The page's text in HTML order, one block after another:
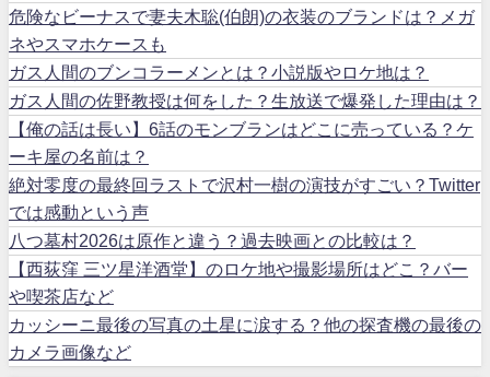
危険なビーナスで妻夫木聡(伯朗)の衣装のブランドは？メガ
ネやスマホケースも
ガス人間のブンコラーメンとは？小説版やロケ地は？
ガス人間の佐野教授は何をした？生放送で爆発した理由は？
【俺の話は長い】6話のモンブランはどこに売っている？ケ
ーキ屋の名前は？
絶対零度の最終回ラストで沢村一樹の演技がすごい？Twitter
では感動という声
八つ墓村2026は原作と違う？過去映画との比較は？
【西荻窪 三ツ星洋酒堂】のロケ地や撮影場所はどこ？バー
や喫茶店など
カッシーニ最後の写真の土星に涙する？他の探査機の最後の
カメラ画像など